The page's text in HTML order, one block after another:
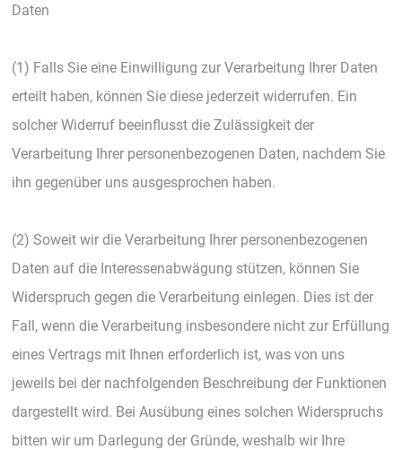
Daten
(1) Falls Sie eine Einwilligung zur Verarbeitung Ihrer Daten
erteilt haben, können Sie diese jederzeit widerrufen. Ein
solcher Widerruf beeinflusst die Zulässigkeit der
Verarbeitung Ihrer personenbezogenen Daten, nachdem Sie
ihn gegenüber uns ausgesprochen haben.
(2) Soweit wir die Verarbeitung Ihrer personenbezogenen
Daten auf die Interessenabwägung stützen, können Sie
Widerspruch gegen die Verarbeitung einlegen. Dies ist der
Fall, wenn die Verarbeitung insbesondere nicht zur Erfüllung
eines Vertrags mit Ihnen erforderlich ist, was von uns
jeweils bei der nachfolgenden Beschreibung der Funktionen
dargestellt wird. Bei Ausübung eines solchen Widerspruchs
bitten wir um Darlegung der Gründe, weshalb wir Ihre